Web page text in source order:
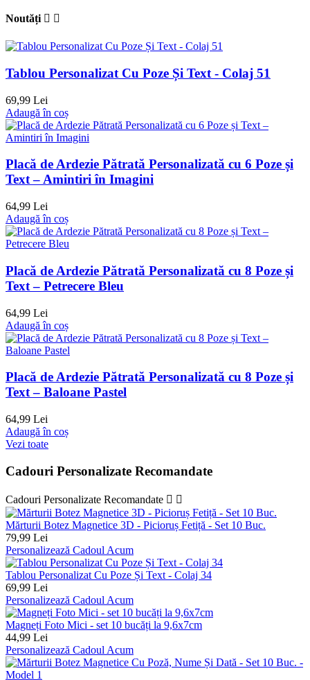
Noutăți  
Tablou Personalizat Cu Poze Și Text - Colaj 51
69,99 Lei
Adaugă în coș
Placă de Ardezie Pătrată Personalizată cu 6 Poze și
Text – Amintiri în Imagini
64,99 Lei
Adaugă în coș
Placă de Ardezie Pătrată Personalizată cu 8 Poze și
Text – Petrecere Bleu
64,99 Lei
Adaugă în coș
Placă de Ardezie Pătrată Personalizată cu 8 Poze și
Text – Baloane Pastel
64,99 Lei
Adaugă în coș
Vezi toate
Cadouri Personalizate Recomandate
Cadouri Personalizate Recomandate  
Mărturii Botez Magnetice 3D - Picioruș Fetiță - Set 10 Buc.
79,99 Lei
Personalizează Cadoul Acum
Tablou Personalizat Cu Poze Și Text - Colaj 34
69,99 Lei
Personalizează Cadoul Acum
Magneți Foto Mici - set 10 bucăți la 9,6x7cm
44,99 Lei
Personalizează Cadoul Acum